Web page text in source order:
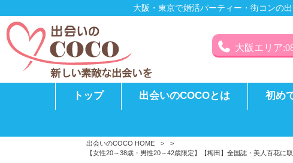
大阪・東京で婚活パーティー・街コンの
大阪エリア
トップ 出会いのCOCOとは 初め
出会いのCOCO HOME >
>
【女性20～38歳・男性20～42歳限定】【梅田】全国誌・美人百花